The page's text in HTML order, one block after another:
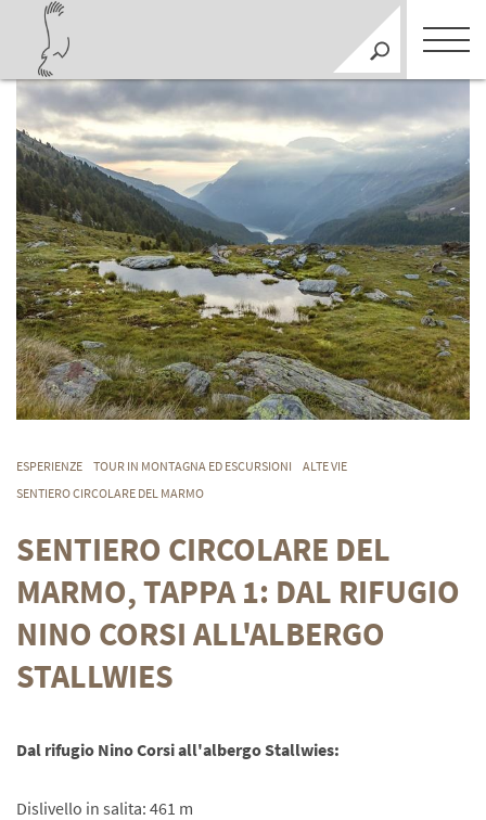
ESPERIENZE TOUR IN MONTAGNA ED ESCURSIONI
ALTE VIE
SENTIERO CIRCOLARE DEL MARMO
SENTIERO CIRCOLARE DEL
MARMO, TAPPA 1: DAL RIFUGIO
NINO CORSI ALL'ALBERGO
STALLWIES
Dal rifugio Nino Corsi all'albergo Stallwies:
Dislivello in salita: 461 m